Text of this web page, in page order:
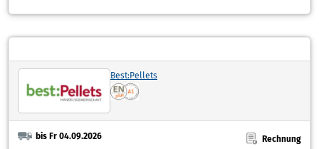
Best:Pellets
bis Fr 04.09.2026
Rechnung